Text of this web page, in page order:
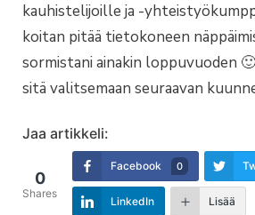
kauhistelijoille ja -
koitan pitää tietokoneen
sormistani ainakin loppuvuoden
sitä valitsemaan seuraavan
Jaa artikkeli:
0
Shares
Facebook 0
LinkedIn Lisää